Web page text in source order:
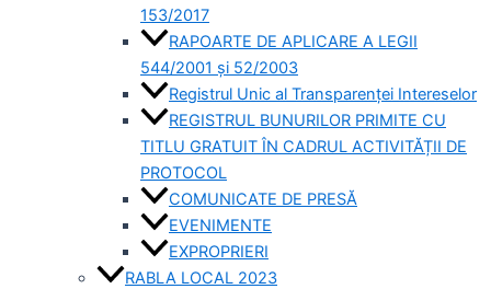
153/2017
RAPOARTE DE APLICARE A LEGII
544/2001 și 52/2003
Registrul Unic al Transparenței Intereselor
REGISTRUL BUNURILOR PRIMITE CU
TITLU GRATUIT ÎN CADRUL ACTIVITĂȚII DE
PROTOCOL
COMUNICATE DE PRESĂ
EVENIMENTE
EXPROPRIERI
RABLA LOCAL 2023